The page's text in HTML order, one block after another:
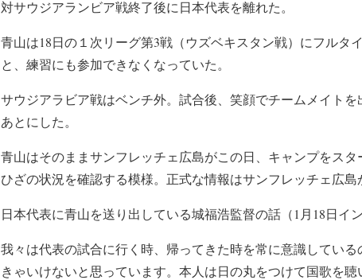
対サウジアランビア戦終了後に日本代表を離れた。
青山は18日の１次リーグ第3戦（ウズベキスタン戦）にフルタ
と、練習にも参加できなくなっていた。
サウジアラビア戦はベンチ外。試合後、笑顔でチームメイト
あとにした。
青山はそのままサンフレッチェ広島がこの日、キャンプをス
ひざの状況を確認する模様。正式な情報はサンフレッチェ広島
日本代表に青山を送り出している城福浩監督の話（1月18日イン
我々は代表の試合に行く時、帰ってきた時を常に意識してい
きゃいけないと思っています。本人は日の丸をつけて国歌を